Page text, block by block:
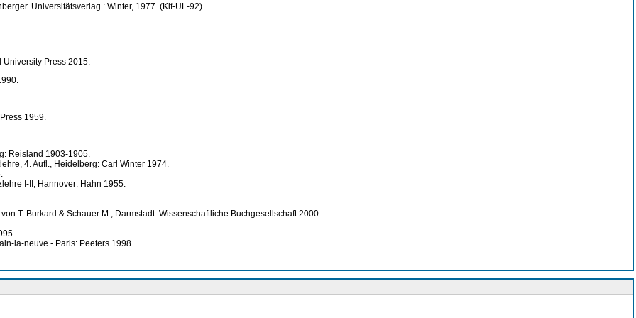
Universitätsverlag : Winter, 1977. (Klf-UL-92)
University Press 2015.
1959.
Reisland 1903-1905.
4. Aufl., Heidelberg: Carl Winter 1974.
I-II, Hannover: Hahn 1955.
T. Burkard & Schauer M., Darmstadt: Wissenschaftliche Buchgesellschaft 2000.
la-neuve - Paris: Peeters 1998.